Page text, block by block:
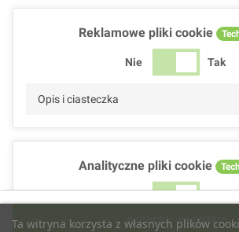
Ta witryna korzysta z własnych plików
Reklamowe pliki cookie
Nie Tak
Opis i ciasteczka
Analityczne pliki cookie
Nie Tak
Akceptuj wszystkie